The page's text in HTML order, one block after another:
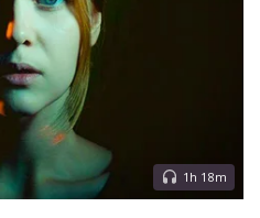
1h 18m